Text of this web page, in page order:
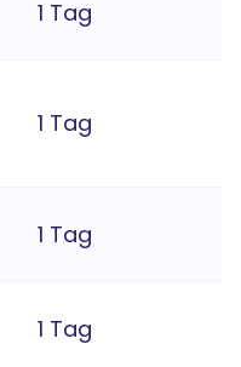
1 Tag
1 Tag
1 Tag
1 Tag